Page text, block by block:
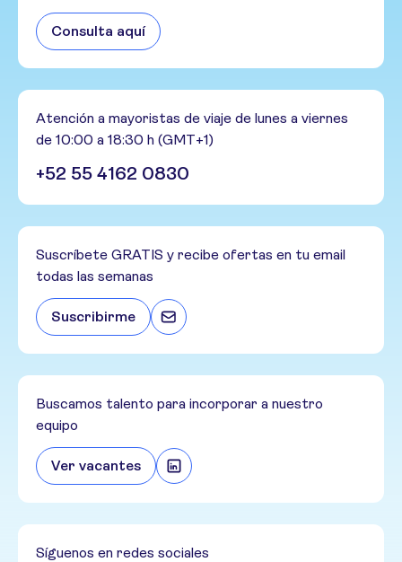
Consulta aquí
Atención a mayoristas de viaje de lunes a viernes
de 10:00 a 18:30 h (GMT+1)
+52 55 4162 0830
Suscríbete GRATIS y recibe ofertas en tu email
todas las semanas
Suscribirme
Buscamos talento para incorporar a nuestro
equipo
Ver vacantes
Síguenos en redes sociales